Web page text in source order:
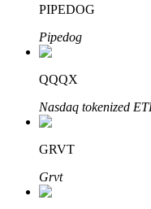
Stake Etmeyi Öğrenin
Pasif gelir kazanma
Bitrue
PIPEDOG
Pipedog
QQQX
Nasdaq tokenized
GRVT
Grvt